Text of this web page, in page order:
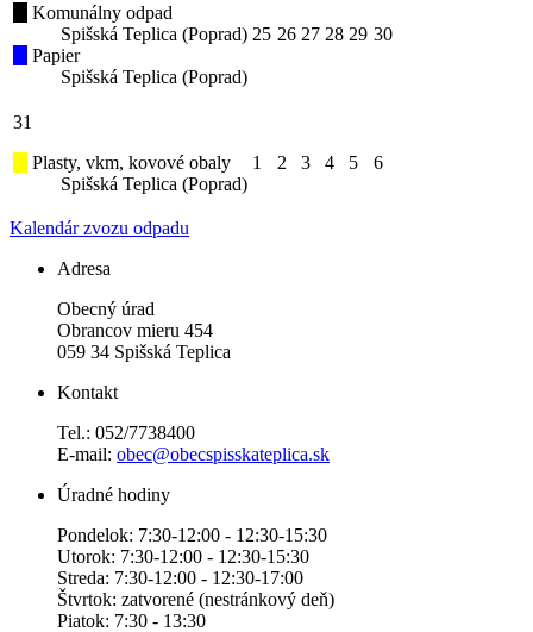
Komunálny odpad
Spišská Teplica (Poprad)
Papier
Spišská Teplica (Poprad)
25 26 27 28 29 30
31
Plasty, vkm, kovové obaly
Spišská Teplica (Poprad)
1 2 3 4 5 6
Kalendár zvozu odpadu
Adresa
Obecný úrad
Obrancov mieru 454
059 34 Spišská Teplica
Kontakt
Tel.: 052/7738400
E-mail: obec@obecspisskateplica.sk
Úradné hodiny
Pondelok: 7:30-12:00 - 12:30-15:30
Utorok: 7:30-12:00 - 12:30-15:30
Streda: 7:30-12:00 - 12:30-17:00
Štvrtok: zatvorené (nestránkový deň)
Piatok: 7:30 - 13:30